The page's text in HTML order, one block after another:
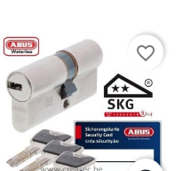
favorite_border